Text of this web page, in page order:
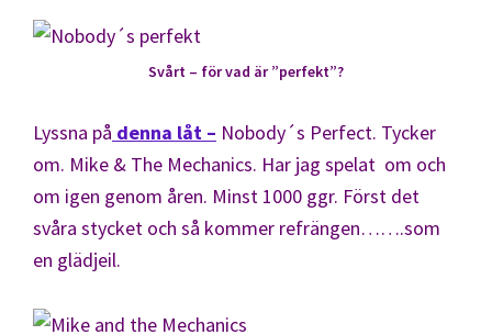
Svårt – för vad är ”perfekt”?
Lyssna på denna låt – Nobody´s Perfect. Tycker
om. Mike & The Mechanics. Har jag spelat om och
om igen genom åren. Minst 1000 ggr. Först det
svåra stycket och så kommer refrängen…….som
en glädjeil.